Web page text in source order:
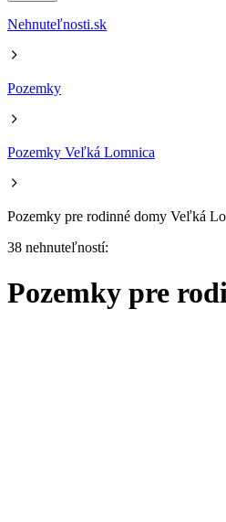
Nehnuteľnosti.sk
Pozemky
Pozemky Veľká Lomnica
Pozemky pre rodinné domy Veľká
38 nehnuteľností:
Pozemky pre